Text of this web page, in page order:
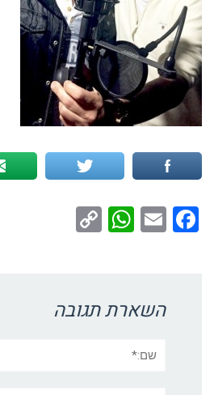
Facebook
Email
WhatsApp
השארת תגובה